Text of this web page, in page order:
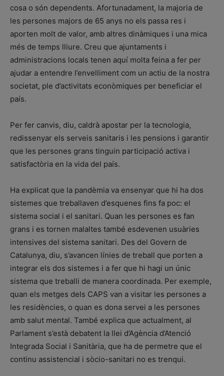
cosa o són dependents. Afortunadament, la majoria de
les persones majors de 65 anys no els passa res i
aporten molt de valor, amb altres dinàmiques i una mica
més de temps lliure. Creu que ajuntaments i
administracions locals tenen aquí molta feina a fer per
ajudar a entendre l’envelliment com un actiu de la nostra
societat, ple d’activitats econòmiques per beneficiar el
país.
Per fer canvis, diu, caldrà apostar per la tecnologia,
redissenyar els serveis sanitaris i les pensions i garantir
que les persones grans tinguin participació activa i
satisfactòria en la vida del país.
Ha explicat que la pandèmia va ensenyar que hi ha dos
sistemes que treballaven d’esquenes fins fa poc: el
sistema social i el sanitari. Quan les persones es fan
grans i es tornen malaltes també esdevenen usuàries
intensives del sistema sanitari. Des del Govern de
Catalunya, diu, s’avancen línies de treball que porten a
integrar els dos sistemes i a fer que hi hagi un únic
sistema que treballi de manera coordinada. Per exemple,
quan els metges dels CAPS van a visitar les persones a
les residències, o quan es dona servei a les persones
amb salut mental. També explica que actualment, al
Parlament s’està debatent la llei d’Agència d’Atenció
Integrada Social i Sanitària, que ha de permetre que el
continu assistencial i sòcio-sanitari no es trenqui.